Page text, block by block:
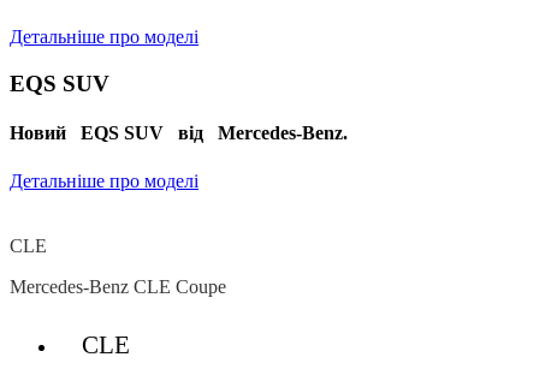
Детальніше про моделі
EQS SUV
Новий EQS SUV від Mercedes-Benz.
Детальніше про моделі
CLE
Mercedes-Benz CLE Coupe
CLE